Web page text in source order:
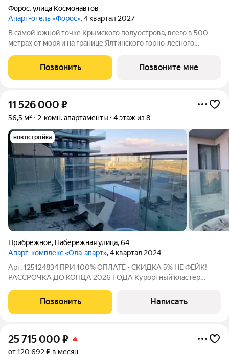
Форос,улица Космонавтов
Апарт-отель «Форос», 4 квартал 2027
В самой южной точке Крымского полуострова, всего в 500
метрах от моря и на границе Ялтинского горно-лесного
49.2 кв. м без отделки. Апартамент расположен на 5 этаже в
премиальном апарт-комплексе
Позвонить Позвоните мне
11 526 000 ₽
56,5 м² 2-комн. апартаменты 4 этаж из 8
новостройка
Прибрежное, Набережная улица,64
Апарт-комплекс «Ола-апарт», 4 квартал 2024
Арт. 125124834 ПРИ 100% ОПЛАТЕ - СКИДКА 5% НЕ ФЕЙК!
РАССРОЧКА ДО КОНЦА 2026 ГОДА Курортный кластер
Цена ниже застройщика Ипотека Полная стоимость в ДКП
Готовые апартаменты с ключами на первой
Позвонить Написать
25 715 000 ₽
от 120 692 ₽ в месяц